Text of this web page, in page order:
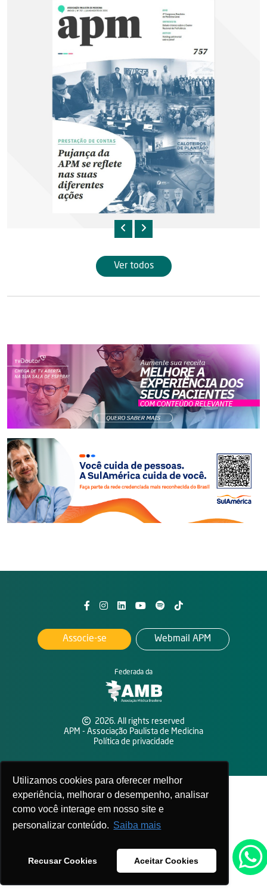
Utilizamos cookies para oferecer melhor
experiência, melhorar o desempenho, analisar
como você interage em nosso site e
personalizar conteúdo. Saiba mais
Recusar Cookies Aceitar Cookies
Ver todos
2026. All rights reserved
APM - Associação Paulista de Medicina
Política de privacidade
Federada da
Associe-se Webmail APM